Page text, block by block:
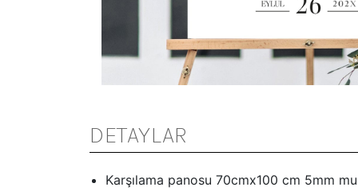
DETAYLAR
Karşılama panosu 70cmx100 cm 5mm